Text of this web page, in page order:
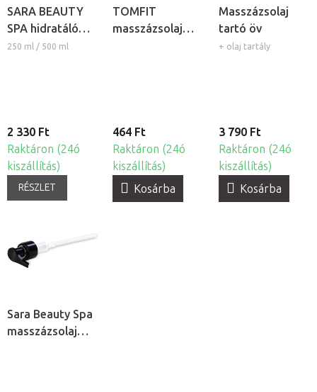
SARA BEAUTY
SPA hidratáló
krém - Mangó-
250 ml / 500 ml
2 330 Ft
Raktáron (24ó
kiszállítás)
RÉSZLET
TOMFIT
masszázsolaj
464 Ft
Raktáron (24ó
kiszállítás)
Kosárba
Masszázsolaj
tartó öv
+ olaj tartály
3 790 Ft
Raktáron (24ó
kiszállítás)
Kosárba
Sara Beauty Spa
masszázsolaj